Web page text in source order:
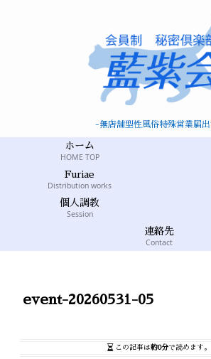
-無店舗型性風俗特殊営業届
ホーム
HOME TOP
Furiae
Distribution works
個人調教
Session
連絡先
Contact
event-20260531-05
この記事は約0分で読めます。